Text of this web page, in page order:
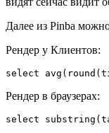
Далее из Pinba
Рендер у Клиентов:
select
Рендер в браузерах:
select